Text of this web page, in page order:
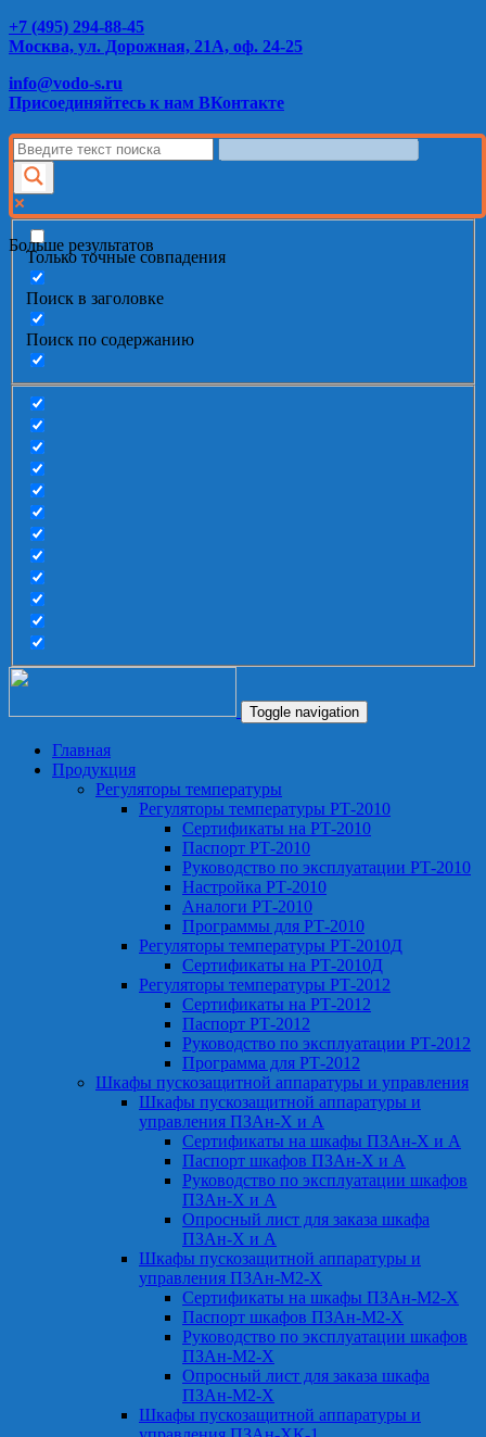
+7 (495) 294-88-45
Москва, ул. Дорожная, 21А, оф. 24-25
info@vodo-s.ru
Присоединяйтесь к нам ВКонтакте
Больше результатов
Только точные совпадения
Поиск в заголовке
Поиск по содержанию
Toggle navigation
Главная
Продукция
Регуляторы температуры
Регуляторы температуры РТ-2010
Сертификаты на РТ-2010
Паспорт РТ-2010
Руководство по эксплуатации РТ-2010
Настройка РТ-2010
Аналоги РТ-2010
Программы для РТ-2010
Регуляторы температуры РТ-2010Д
Сертификаты на РТ-2010Д
Регуляторы температуры РТ-2012
Сертификаты на РТ-2012
Паспорт РТ-2012
Руководство по эксплуатации РТ-2012
Программа для РТ-2012
Шкафы пускозащитной аппаратуры и управления
Шкафы пускозащитной аппаратуры и
управления ПЗАн-Х и А
Сертификаты на шкафы ПЗАн-Х и А
Паспорт шкафов ПЗАн-Х и А
Руководство по эксплуатации шкафов
ПЗАн-Х и А
Опросный лист для заказа шкафа
ПЗАн-Х и А
Шкафы пускозащитной аппаратуры и
управления ПЗАн-М2-Х
Сертификаты на шкафы ПЗАн-М2-Х
Паспорт шкафов ПЗАн-М2-Х
Руководство по эксплуатации шкафов
ПЗАн-М2-Х
Опросный лист для заказа шкафа
ПЗАн-М2-Х
Шкафы пускозащитной аппаратуры и